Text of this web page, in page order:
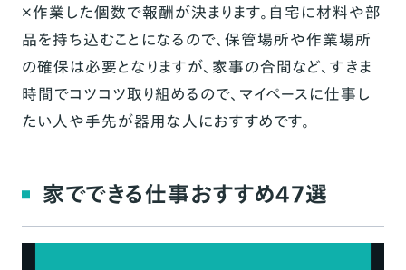
×作業した個数で報酬が決まります。自宅に材料や部
品を持ち込むことになるので、保管場所や作業場所
の確保は必要となりますが、家事の合間など、すきま
時間でコツコツ取り組めるので、マイペースに仕事し
たい人や手先が器用な人におすすめです。
家でできる仕事おすすめ47選